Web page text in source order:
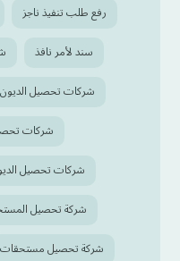
رفع طلب تنفيذ ناجز
سند لأمر نافذ
شركات تحصيل
شركات
شركات تحصيل
شركة تحصيل
شركة تحصيل مستحقات